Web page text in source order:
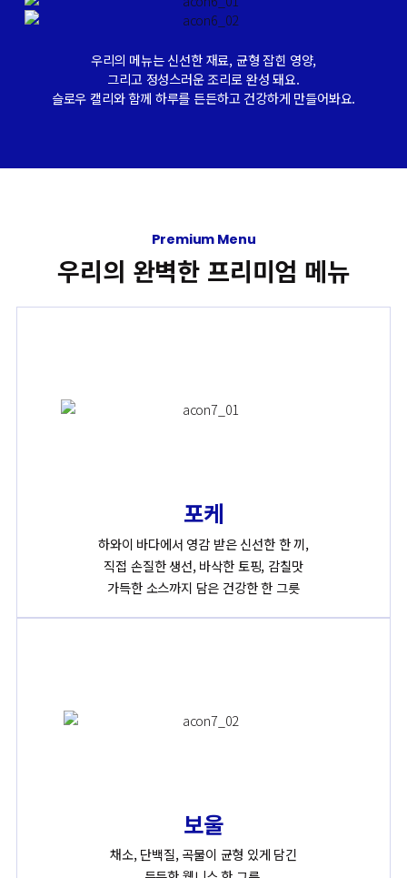
우리의 메뉴는 신선한 재료, 균형 잡힌 영양,
그리고 정성스러운 조리로 완성 돼요.
슬로우 캘리와 함께 하루를 든든하고 건강하게 만들어봐요.
Premium Menu
우리의 완벽한 프리미엄 메뉴
포케
하와이 바다에서 영감 받은 신선한 한 끼,
직접 손질한 생선, 바삭한 토핑, 감칠맛
가득한 소스까지 담은 건강한 한 그릇
보울
채소, 단백질, 곡물이 균형 있게 담긴